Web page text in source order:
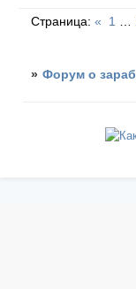
Страница:« 1 …
» Форум о